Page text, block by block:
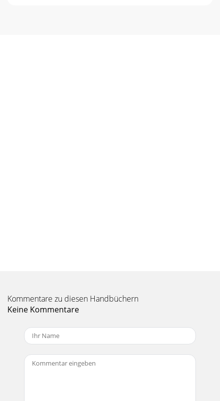
Kommentare zu diesen Handbüchern
Keine Kommentare